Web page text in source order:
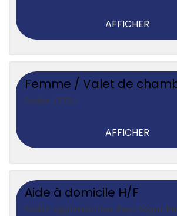
AFFICHER
Femme / Valet de
Rodez, CDDU
AFFICHER
Aide à domicile H/F
Rodez agglomération, Pays Ségali,